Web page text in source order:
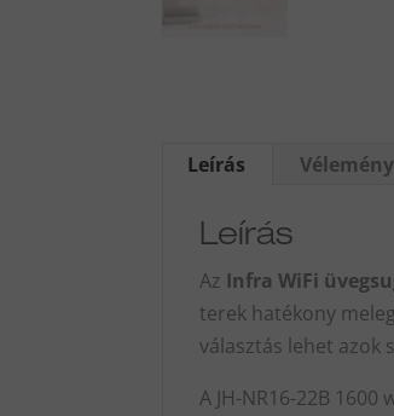
Leírás
Leírás
Az Infra WiFi
terek hatékony
választás lehet azok
A JH-NR16-22B